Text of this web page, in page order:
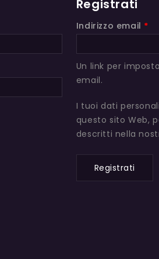
Registrati
Indirizzo email *
Un link per
email.
I tuoi dati
questo sito Web,
descritti nella
Registrati